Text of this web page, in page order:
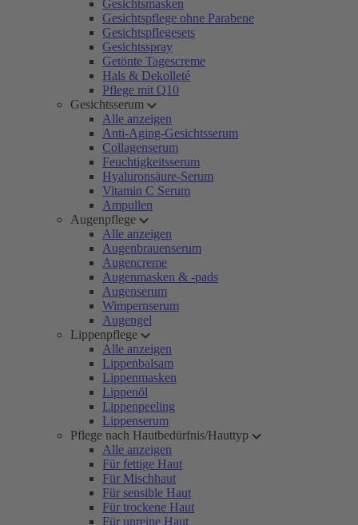
Gesichtsmasken
Gesichtspflege ohne Parabene
Gesichtspflegesets
Gesichtsspray
Getönte Tagescreme
Hals & Dekolleté
Pflege mit Q10
Gesichtsserum
Alle anzeigen
Anti-Aging-Gesichtsserum
Collagenserum
Feuchtigkeitsserum
Hyaluronsäure-Serum
Vitamin C Serum
Ampullen
Augenpflege
Alle anzeigen
Augenbrauenserum
Augencreme
Augenmasken & -pads
Augenserum
Wimpernserum
Augengel
Lippenpflege
Alle anzeigen
Lippenbalsam
Lippenmasken
Lippenöl
Lippenpeeling
Lippenserum
Pflege nach Hautbedürfnis/Hauttyp
Alle anzeigen
Für fettige Haut
Für Mischhaut
Für sensible Haut
Für trockene Haut
Für unreine Haut